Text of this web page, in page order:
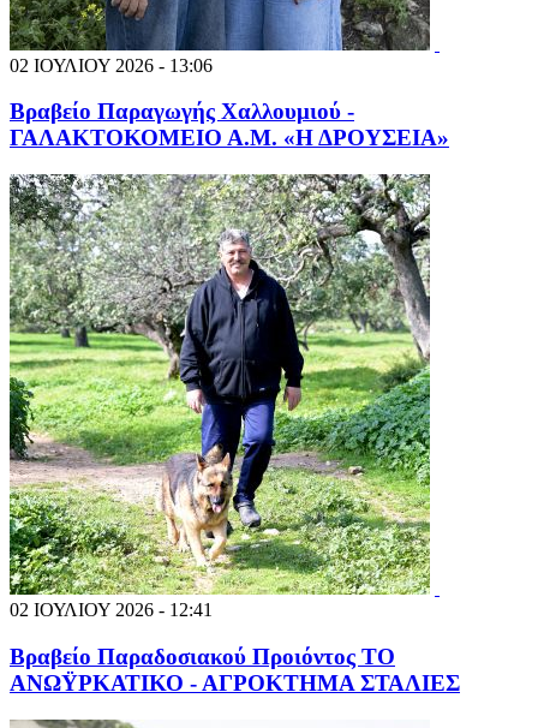
02 ΙΟΥΛΙΟΥ 2026 - 13:06
Βραβείο Παραγωγής Χαλλουμιού -
ΓΑΛΑΚΤΟΚΟΜΕΙΟ Α.Μ. «Η ΔΡΟΥΣΕΙΑ»
02 ΙΟΥΛΙΟΥ 2026 - 12:41
Βραβείο Παραδοσιακού Προιόντος ΤΟ
ΑΝΩΫΡΚΑΤΙΚΟ - ΑΓΡΟΚΤΗΜΑ ΣΤΑΛΙΕΣ